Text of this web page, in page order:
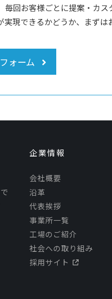
回お客様ごとに提案・カス
現できるかどうか、まずは
ォーム
企業情報
会社概要
沿革
代表挨拶
事業所一覧
工場のご紹介
社会への取り組み
採用サイト